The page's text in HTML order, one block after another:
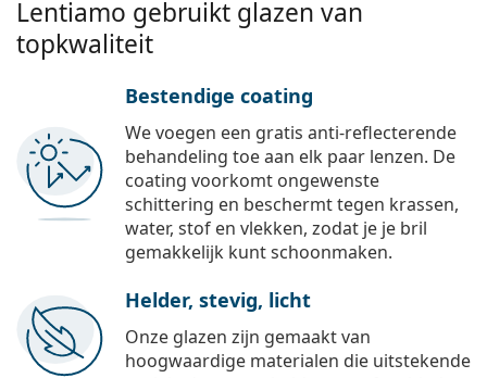
Lentiamo gebruikt glazen van
topkwaliteit
Bestendige coating
We voegen een gratis anti-reflecterende
behandeling toe aan elk paar lenzen. De
coating voorkomt ongewenste
schittering en beschermt tegen krassen,
water, stof en vlekken, zodat je je bril
gemakkelijk kunt schoonmaken.
Helder, stevig, licht
Onze glazen zijn gemaakt van
hoogwaardige materialen die uitstekende